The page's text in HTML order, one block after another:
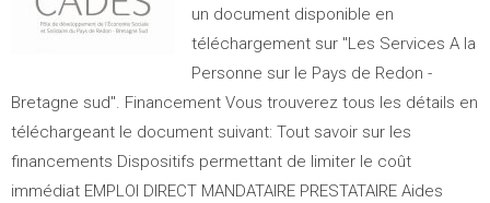
un document disponible en
téléchargement sur "Les Services A la
Personne sur le Pays de Redon -
Bretagne sud". Financement Vous trouverez tous les détails en
téléchargeant le document suivant: Tout savoir sur les
financements Dispositifs permettant de limiter le coût
immédiat EMPLOI DIRECT MANDATAIRE PRESTATAIRE Aides